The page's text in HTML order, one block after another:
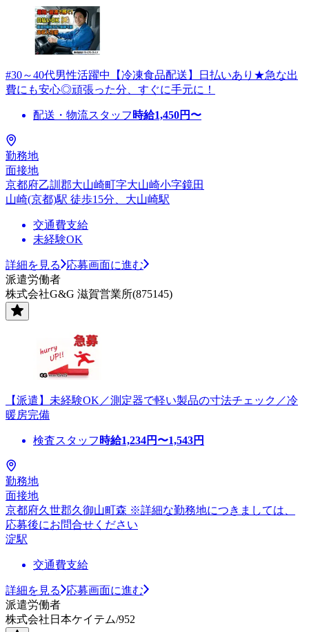
#30～40代男性活躍中【冷凍食品配送】日払いあり★急な出
費にも安心◎頑張った分、すぐに手元に！
配送・物流スタッフ 時給1,450円〜
勤務地
面接地
京都府乙訓郡大山崎町字大山崎小字鏡田
山崎(京都)駅 徒歩15分、大山崎駅
交通費支給
未経験OK
詳細を見る
応募画面に進む
派遣労働者
株式会社G&G 滋賀営業所(875145)
【派遣】未経験OK／測定器で軽い製品の寸法チェック／冷
暖房完備
検査スタッフ 時給1,234円〜1,543円
勤務地
面接地
京都府久世郡久御山町森 ※詳細な勤務地につきましては、
応募後にお問合せください
淀駅
交通費支給
詳細を見る
応募画面に進む
派遣労働者
株式会社日本ケイテム/952